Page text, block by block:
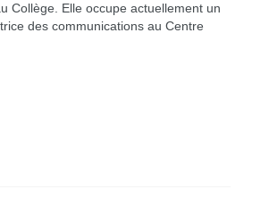
Collège. Elle occupe actuellement un
des communications au Centre